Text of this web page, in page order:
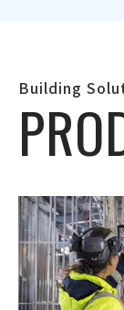
Building